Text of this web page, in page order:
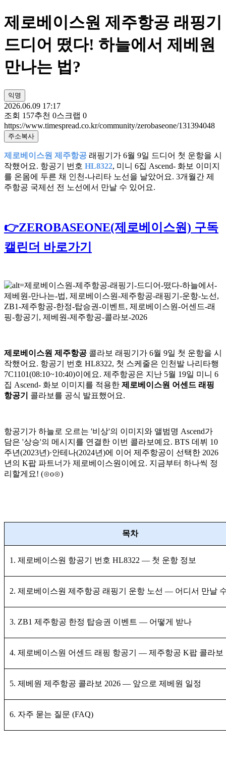
제로베이스원 제주항공 래핑기
드디어 떴다! 하늘에서 제베원
만나는 법?
익명
2026.06.09 17:17
조회 157추천 0스크랩 0
https://www.timespread.co.kr/community/zerobaseone/131394048
주소복사
제로베이스원 제주항공 래핑기가 6월 9일 드디어 첫 운항을 시
작했어요. 항공기 번호 HL8322, 미니 6집 Ascend- 화보 이미지
를 온몸에 두른 채 인천-나리타 노선을 날았어요. 3개월간 제
주항공 국제선 전 노선에서 만날 수 있어요.
👉ZEROBASEONE(제로베이스원) 구독
캘린더 바로가기
제로베이스원 제주항공 콜라보 래핑기가 6월 9일 첫 운항을 시
작했어요. 항공기 번호 HL8322, 첫 스케줄은 인천발 나리타행
7C1101(08:10~10:40)이에요. 제주항공은 지난 5월 19일 미니 6
집 Ascend- 화보 이미지를 적용한 제로베이스원 어센드 래핑
항공기
콜라보를 공식 발표했어요.
항공기가 하늘로 오르는 '비상'의 이미지와 앨범명 Ascend가
담은 '상승'의 메시지를 연결한 이번 콜라보예요. BTS 데뷔 10
주년(2023년)·안테나(2024년)에 이어 제주항공이 선택한 2026
년의 K팝 파트너가 제로베이스원이에요. 지금부터 하나씩 정
리할게요! (⊙o⊙)
목차
1. 제로베이스원 항공기 번호 HL8322 — 첫 운항 정보
2. 제로베이스원 제주항공 래핑기 운항 노선 — 어디서 만날
3. ZB1 제주항공 한정 탑승권 이벤트 — 어떻게 받나
4. 제로베이스원 어센드 래핑 항공기 — 제주항공 K팝 콜라보
5. 제베원 제주항공 콜라보 2026 — 앞으로 제베원 일정
6. 자주 묻는 질문 (FAQ)